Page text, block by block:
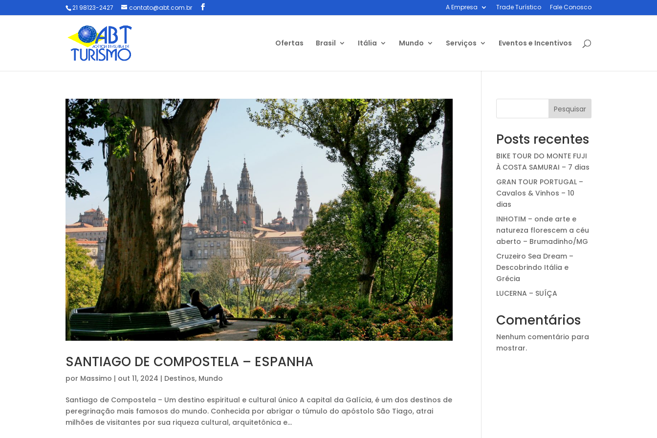
21 98123-2427 contato@abt.com.br A Empresa Trade Turístico Fale Conosco
Ofertas Brasil Itália Mundo Serviços Eventos e Incentivos
SANTIAGO DE COMPOSTELA – ESPANHA
por Massimo | out 11, 2024 | Destinos, Mundo
Santiago de Compostela – Um destino espiritual e cultural único A capital da Galícia, é um dos destinos de
peregrinação mais famosos do mundo. Conhecida por abrigar o túmulo do apóstolo São Tiago, atrai
milhões de visitantes por sua riqueza cultural, arquitetônica e...
Pesquisar
Posts recentes
BIKE TOUR DO MONTE FUJI
À COSTA SAMURAI – 7 dias
GRAN TOUR PORTUGAL –
Cavalos & Vinhos – 10
dias
INHOTIM – onde arte e
natureza florescem a céu
aberto – Brumadinho/MG
Cruzeiro Sea Dream –
Descobrindo Itália e
Grécia
LUCERNA – SUÍÇA
Comentários
Nenhum comentário para
mostrar.